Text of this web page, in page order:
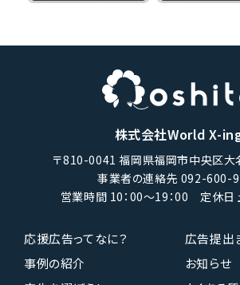
株式会社World X-
〒810-0041 福岡県福岡市中央区
事業者の連絡先 092-600-
営業時間 10：00〜19：00 定休日
応援広告ってなに？
広告提出
事例の紹介
お知らせ